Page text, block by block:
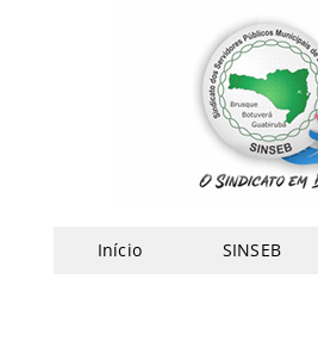
Início SINSEB